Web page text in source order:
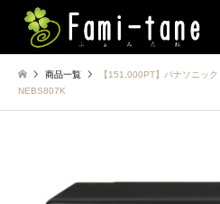
商品一覧
【151,000PT】パナソニッ
NEBS807K